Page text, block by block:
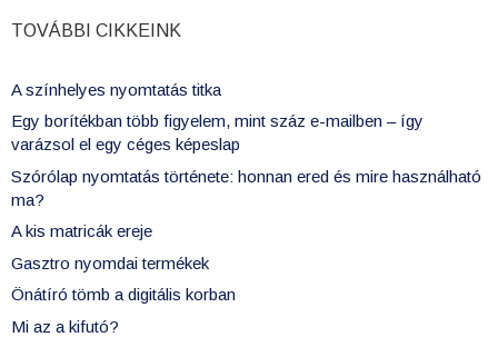
TOVÁBBI CIKKEINK
A színhelyes nyomtatás titka
Egy borítékban több figyelem, mint száz e-mailben – így
varázsol el egy céges képeslap
Szórólap nyomtatás története: honnan ered és mire használható
ma?
A kis matricák ereje
Gasztro nyomdai termékek
Önátíró tömb a digitális korban
Mi az a kifutó?